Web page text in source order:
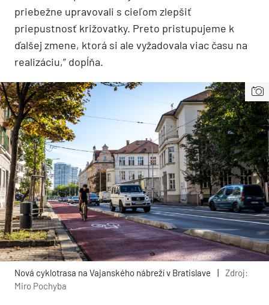
priebežne upravovali s cieľom zlepšiť
priepustnosť križovatky. Preto pristupujeme k
ďalšej zmene, ktorá si ale vyžadovala viac času na
realizáciu,” dopĺňa.
Nová cyklotrasa na Vajanského nábreží v Bratislave |
Zdroj:
Miro Pochyba